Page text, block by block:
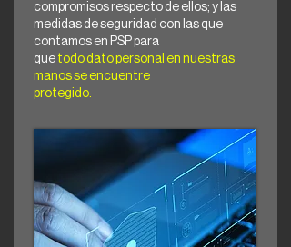
compromisos respecto de ellos; y las
medidas de seguridad con las que
contamos en PSP para
que todo dato personal en nuestras
manos se encuentre
protegido.